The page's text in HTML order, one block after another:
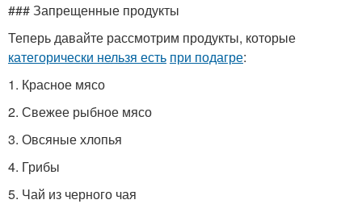
### Запрещенные продукты
Теперь давайте рассмотрим продукты, которые
категорически нельзя есть при подагре:
1. Красное мясо
2. Свежее рыбное мясо
3. Овсяные хлопья
4. Грибы
5. Чай из черного чая